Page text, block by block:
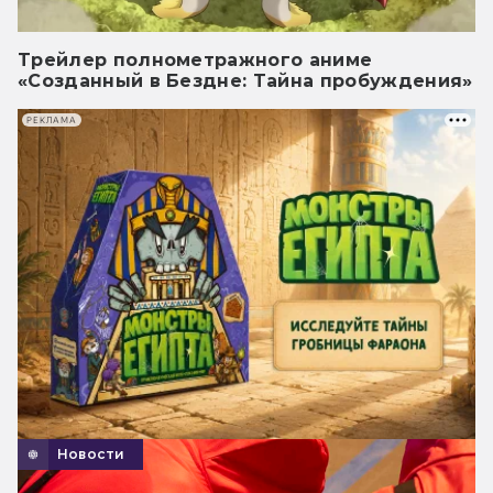
Трейлер полнометражного аниме
«Созданный в Бездне: Тайна пробуждения»
Новости
РЕКЛАМА